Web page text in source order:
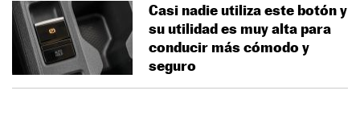
Casi nadie utiliza este botón y
su utilidad es muy alta para
conducir más cómodo y
seguro